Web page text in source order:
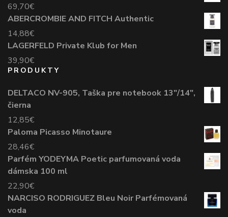
69,70€
ABERCROMBIE AND FITCH Authentic
14,88€
LAGERFELD Private Klub for Men
39,90€
PRODUKTY
DELTACO NV-905, Taška pre notebook 13"/14",
čierna
12,85€
Paloma Picasso Minotaure
28,46€
Parfém YODEYMA Poetic parfumovaná voda
dámska 100 ml
22,90€
NARCISO RODRIGUEZ Bleu Noir Parfémovaná
voda